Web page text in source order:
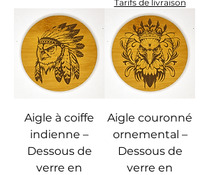
Tarifs de livraison
Aigle à coiffe
indienne –
Dessous de
verre en
Aigle couronné
ornemental –
Dessous de
verre en